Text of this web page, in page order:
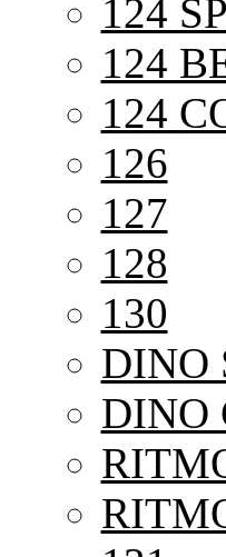
124
124
124
126
127
128
130
DINO
DINO